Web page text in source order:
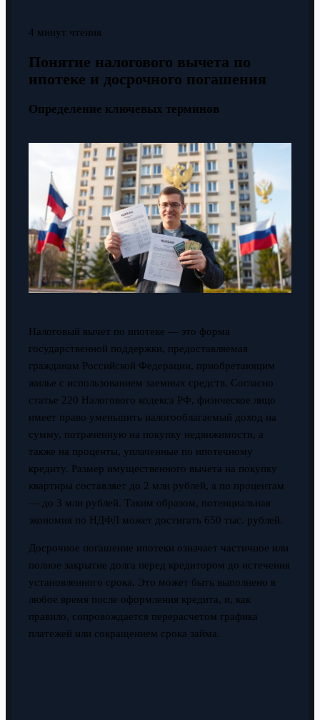
4 минут чтения
Понятие налогового вычета по
ипотеке и досрочного погашения
Определение ключевых терминов
Налоговый вычет по ипотеке — это форма
государственной поддержки, предоставляемая
гражданам Российской Федерации, приобретающим
жилье с использованием заемных средств. Согласно
статье 220 Налогового кодекса РФ, физическое лицо
имеет право уменьшить налогооблагаемый доход на
сумму, потраченную на покупку недвижимости, а
также на проценты, уплаченные по ипотечному
кредиту. Размер имущественного вычета на покупку
квартиры составляет до 2 млн рублей, а по процентам
— до 3 млн рублей. Таким образом, потенциальная
экономия по НДФЛ может достигать 650 тыс. рублей.
Досрочное погашение ипотеки означает частичное или
полное закрытие долга перед кредитором до истечения
установленного срока. Это может быть выполнено в
любое время после оформления кредита, и, как
правило, сопровождается перерасчетом графика
платежей или сокращением срока займа.